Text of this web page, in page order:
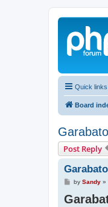
Quick links
Board
Post Reply
P
s
t
by Sandy»